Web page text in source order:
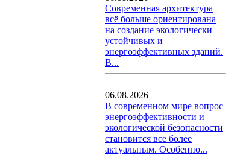
Современная архитектура
всё больше ориентирована
на создание экологически
устойчивых и
энергоэффективных зданий.
В...
06.08.2026
В современном мире вопрос
энергоэффективности и
экологической безопасности
становится все более
актуальным. Особенно...